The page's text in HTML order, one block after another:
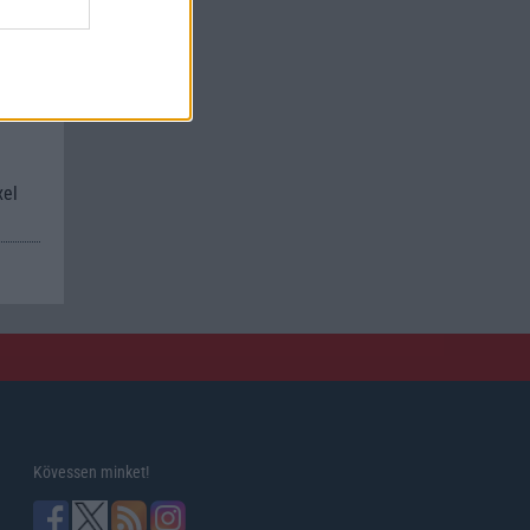
Kövessen minket!